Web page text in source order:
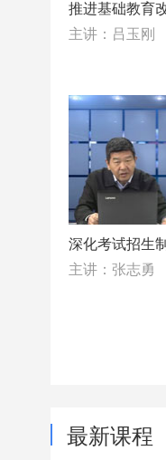
推进基础教育
主讲：吕玉刚
深化考试招生
主讲：张志勇
最新课程